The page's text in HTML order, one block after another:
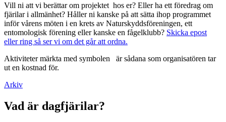
Vill ni att vi berättar om projektet hos er? Eller ha ett föredrag om
fjärilar i allmänhet? Håller ni kanske på att sätta ihop programmet
inför vårens möten i en krets av Naturskyddsföreningen, ett
entomologisk förening eller kanske en fågelklubb? Skicka epost
eller ring så ser vi om det går att ordna.
Aktiviteter märkta med symbolen
är sådana som organisatören tar
ut en kostnad för.
Arkiv
Vad är dagfjärilar?